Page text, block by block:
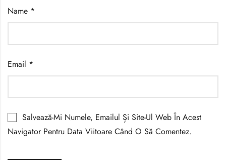
Name *
Email *
Salvează-Mi Numele, Emailul Și Site-Ul Web În Acest
Navigator Pentru Data Viitoare Când O Să Comentez.